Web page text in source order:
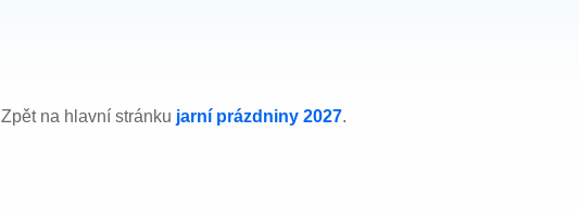
Zpět na hlavní stránku jarní prázdniny 2027.